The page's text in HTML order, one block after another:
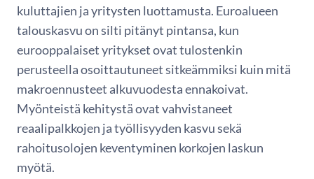
kuluttajien ja yritysten luottamusta. Euroalueen
talouskasvu on silti pitänyt pintansa, kun
eurooppalaiset yritykset ovat tulostenkin
perusteella osoittautuneet sitkeämmiksi kuin mitä
makroennusteet alkuvuodesta ennakoivat.
Myönteistä kehitystä ovat vahvistaneet
reaalipalkkojen ja työllisyyden kasvu sekä
rahoitusolojen keventyminen korkojen laskun
myötä.